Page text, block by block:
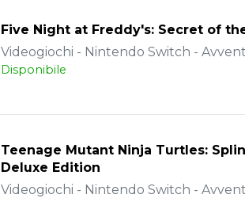
Five Night at Freddy's: Secret of
Videogiochi - Nintendo Switch -
Disponibile
Teenage Mutant Ninja Turtles:
Deluxe Edition
Videogiochi - Nintendo Switch -